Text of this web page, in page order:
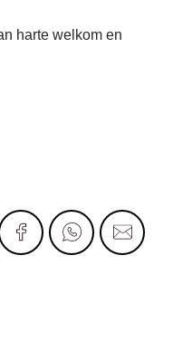
harte welkom en